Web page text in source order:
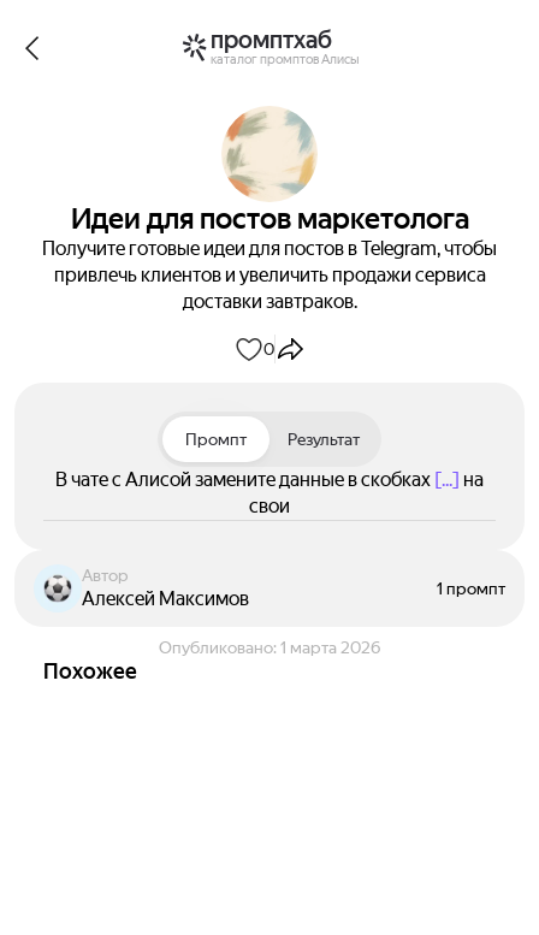
промптхаб
каталог промптов Алисы
Идеи для постов маркетолога
Получите готовые идеи для постов в Telegram, чтобы
привлечь клиентов и увеличить продажи сервиса
доставки завтраков.
0
Промпт Результат
В чате с Алисой замените данные в скобках [...] на
свои
Автор
Алексей Максимов 1 промпт
Опубликовано: 1 марта 2026
Похожее